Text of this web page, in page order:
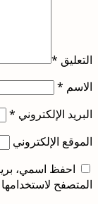
التعليق *
الاسم *
البريد الإلكتروني *
الموقع الإلكتروني
احفظ اسمي،
المتصفح